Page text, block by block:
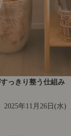
っきり整う仕組み
2025年11月26日(水)